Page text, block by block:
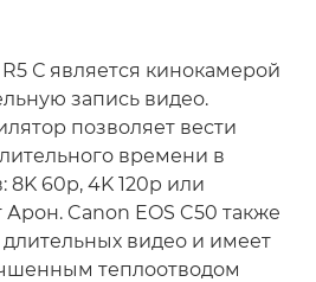
R5 С является кинокамерой
запись видео.
позволяет вести
времени в
60p, 4K 120p или
Canon EOS C50 также
длительных видео и имеет
теплоотводом